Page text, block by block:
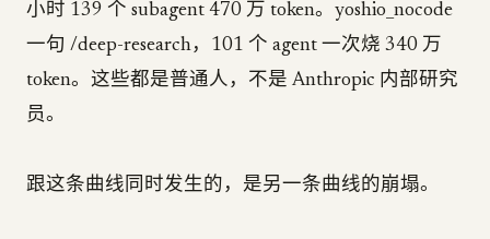
小时 139 个 subagent 470 万 token。yoshio_nocode
一句 /deep-research，101 个 agent 一次烧 340 万
token。这些都是普通人，不是 Anthropic 内部研究
员。
跟这条曲线同时发生的，是另一条曲线的崩塌。